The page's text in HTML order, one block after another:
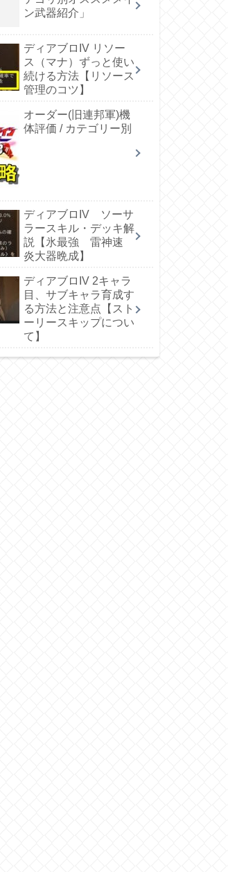
ン武器紹介」
ディアブロIV リソー
ス（マナ）ずっと使い
続ける方法【リソース
管理のコツ】
オーダー(旧連邦軍)機
体評価 / カテゴリー別
ディアブロIV ソーサ
ラースキル・デッキ解
説【氷最強 雷神速
炎大器晩成】
ディアブロIV 2キャラ
目、サブキャラ育成す
る方法と注意点【スト
ーリースキップについ
て】